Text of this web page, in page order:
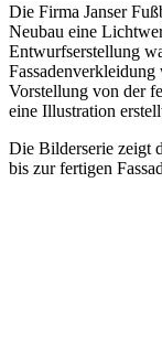
Die Firma Janser
Neubau eine
Entwurfserstellung
Vorstellung von der
eine Illustration
Die Bilderserie zeigt
bis zur fertigen